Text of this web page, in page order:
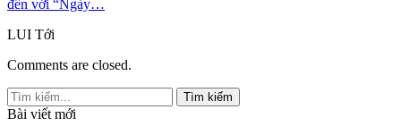
đến với “Ngày…
LUI Tới
Comments are closed.
Bài viết mới